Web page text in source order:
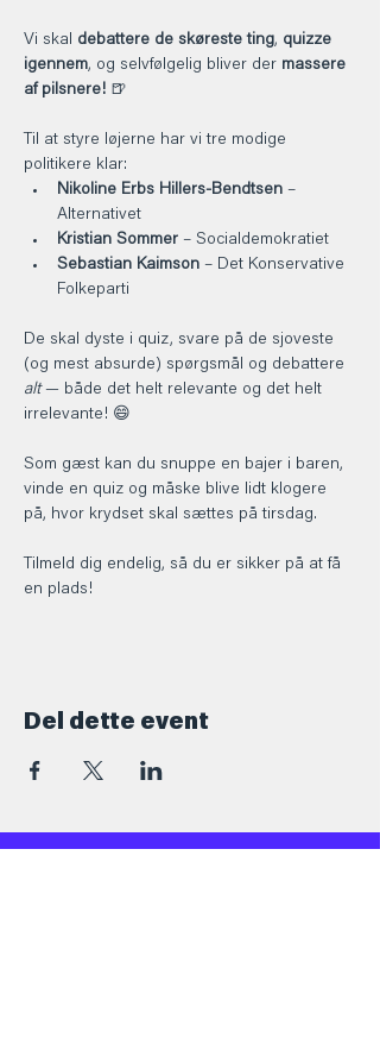
Vi skal debattere de skøreste ting, quizze
igennem, og selvfølgelig bliver der massere
af pilsnere! 🍺
Til at styre løjerne har vi tre modige
politikere klar:
Nikoline Erbs Hillers-Bendtsen –
Alternativet
Kristian Sommer – Socialdemokratiet
Sebastian Kaimson – Det Konservative
Folkeparti
De skal dyste i quiz, svare på de sjoveste
(og mest absurde) spørgsmål og debattere
alt — både det helt relevante og det helt
irrelevante! 😄
Som gæst kan du snuppe en bajer i baren,
vinde en quiz og måske blive lidt klogere
på, hvor krydset skal sættes på tirsdag.
Tilmeld dig endelig, så du er sikker på at få
en plads!
Del dette event